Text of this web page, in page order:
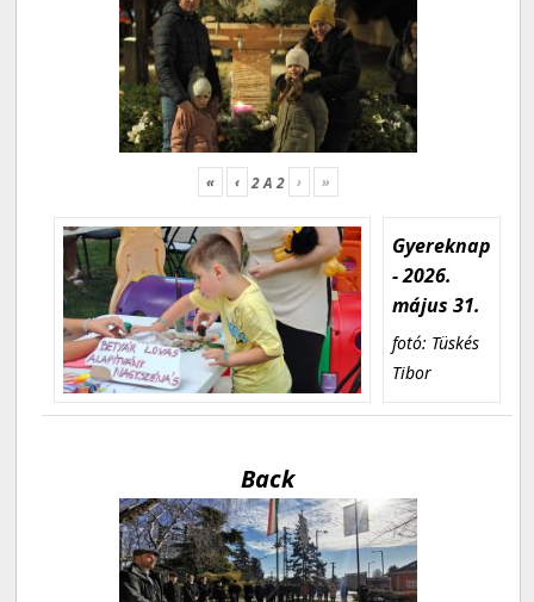
« ‹ 2A2 › »
Gyereknap
- 2026.
május 31.
fotó: Tüskés
Tibor
Back